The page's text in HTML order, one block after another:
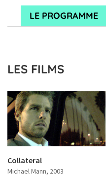
LE PROGRAMME
LES FILMS
Collateral
Michael Mann, 2003